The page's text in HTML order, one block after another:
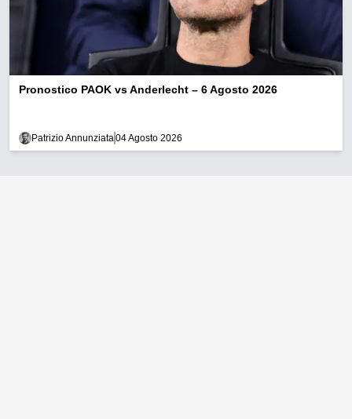
Pronostico PAOK vs Anderlecht – 6 Agosto 2026
Patrizio Annunziata04 Agosto 2026